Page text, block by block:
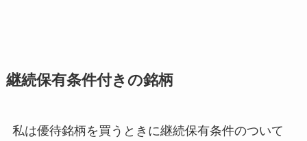
継続保有条件付きの銘柄
私は優待銘柄を買うときに継続保有条件のついて